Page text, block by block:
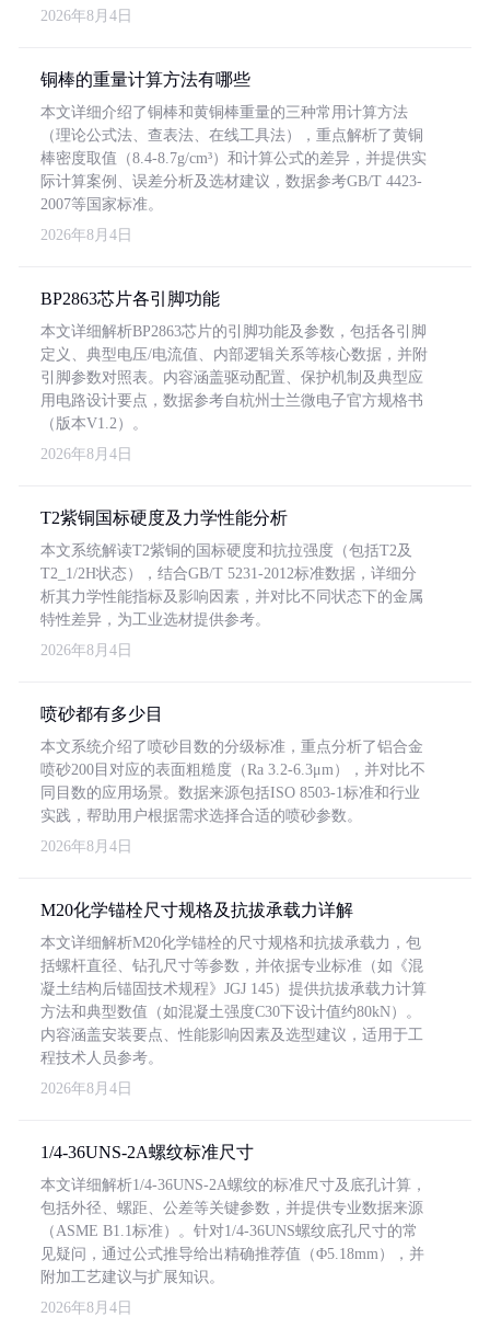
2026年8月4日
铜棒的重量计算方法有哪些
本文详细介绍了铜棒和黄铜棒重量的三种常用计算方法
（理论公式法、查表法、在线工具法），重点解析了黄铜
棒密度取值（8.4-8.7g/cm³）和计算公式的差异，并提供实
际计算案例、误差分析及选材建议，数据参考GB/T 4423-
2007等国家标准。
2026年8月4日
BP2863芯片各引脚功能
本文详细解析BP2863芯片的引脚功能及参数，包括各引脚
定义、典型电压/电流值、内部逻辑关系等核心数据，并附
引脚参数对照表。内容涵盖驱动配置、保护机制及典型应
用电路设计要点，数据参考自杭州士兰微电子官方规格书
（版本V1.2）。
2026年8月4日
T2紫铜国标硬度及力学性能分析
本文系统解读T2紫铜的国标硬度和抗拉强度（包括T2及
T2_1/2H状态），结合GB/T 5231-2012标准数据，详细分
析其力学性能指标及影响因素，并对比不同状态下的金属
特性差异，为工业选材提供参考。
2026年8月4日
喷砂都有多少目
本文系统介绍了喷砂目数的分级标准，重点分析了铝合金
喷砂200目对应的表面粗糙度（Ra 3.2-6.3μm），并对比不
同目数的应用场景。数据来源包括ISO 8503-1标准和行业
实践，帮助用户根据需求选择合适的喷砂参数。
2026年8月4日
M20化学锚栓尺寸规格及抗拔承载力详解
本文详细解析M20化学锚栓的尺寸规格和抗拔承载力，包
括螺杆直径、钻孔尺寸等参数，并依据专业标准（如《混
凝土结构后锚固技术规程》JGJ 145）提供抗拔承载力计算
方法和典型数值（如混凝土强度C30下设计值约80kN）。
内容涵盖安装要点、性能影响因素及选型建议，适用于工
程技术人员参考。
2026年8月4日
1/4-36UNS-2A螺纹标准尺寸
本文详细解析1/4-36UNS-2A螺纹的标准尺寸及底孔计算，
包括外径、螺距、公差等关键参数，并提供专业数据来源
（ASME B1.1标准）。针对1/4-36UNS螺纹底孔尺寸的常
见疑问，通过公式推导给出精确推荐值（Φ5.18mm），并
附加工艺建议与扩展知识。
2026年8月4日